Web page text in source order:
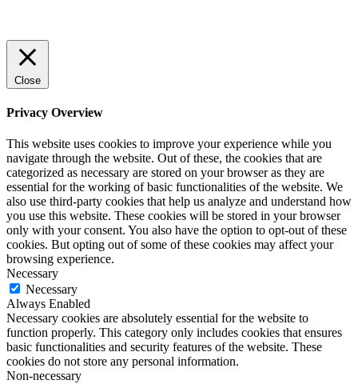
Close
Privacy Overview
This website uses cookies to improve your experience while you
navigate through the website. Out of these, the cookies that are
categorized as necessary are stored on your browser as they are
essential for the working of basic functionalities of the website. We
also use third-party cookies that help us analyze and understand how
you use this website. These cookies will be stored in your browser
only with your consent. You also have the option to opt-out of these
cookies. But opting out of some of these cookies may affect your
browsing experience.
Necessary
Necessary
Always Enabled
Necessary cookies are absolutely essential for the website to
function properly. This category only includes cookies that ensures
basic functionalities and security features of the website. These
cookies do not store any personal information.
Non-necessary